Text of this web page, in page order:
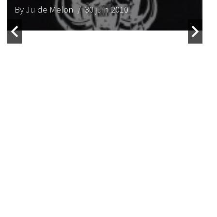
By Ju de Melon / 30 juin 2010